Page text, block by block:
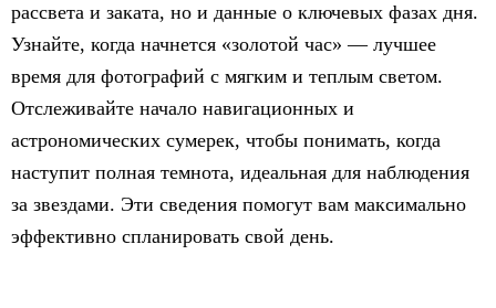
рассвета и заката, но и данные о ключевых фазах дня.
Узнайте, когда начнется «золотой час» — лучшее
время для фотографий с мягким и теплым светом.
Отслеживайте начало навигационных и
астрономических сумерек, чтобы понимать, когда
наступит полная темнота, идеальная для наблюдения
за звездами. Эти сведения помогут вам максимально
эффективно спланировать свой день.